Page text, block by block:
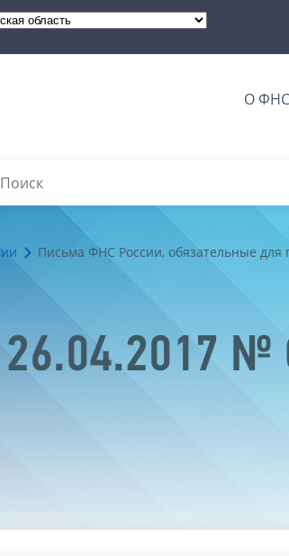
О
Письма ФНС России, обязательные
26.04.2017